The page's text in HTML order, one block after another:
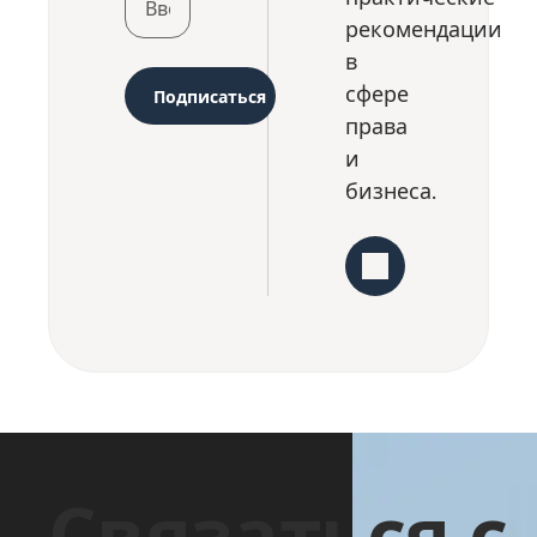
механизмами
эффективного
разрешенияПодписаться
рекомендации
в
сфере
права
и
бизнеса.